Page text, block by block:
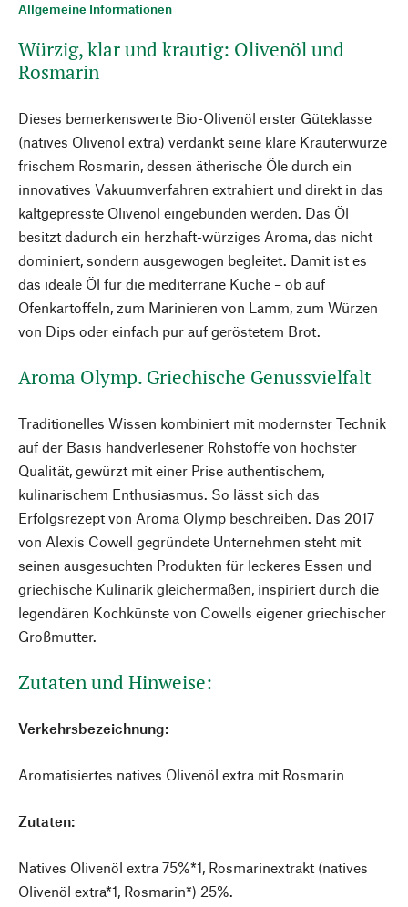
Allgemeine Informationen
Würzig, klar und krautig: Olivenöl und
Rosmarin
Dieses bemerkenswerte Bio-Olivenöl erster Güteklasse
(natives Olivenöl extra) verdankt seine klare Kräuterwürze
frischem Rosmarin, dessen ätherische Öle durch ein
innovatives Vakuumverfahren extrahiert und direkt in das
kaltgepresste Olivenöl eingebunden werden. Das Öl
besitzt dadurch ein herzhaft-würziges Aroma, das nicht
dominiert, sondern ausgewogen begleitet. Damit ist es
das ideale Öl für die mediterrane Küche – ob auf
Ofenkartoffeln, zum Marinieren von Lamm, zum Würzen
von Dips oder einfach pur auf geröstetem Brot.
Aroma Olymp. Griechische Genussvielfalt
Traditionelles Wissen kombiniert mit modernster Technik
auf der Basis handverlesener Rohstoffe von höchster
Qualität, gewürzt mit einer Prise authentischem,
kulinarischem Enthusiasmus. So lässt sich das
Erfolgsrezept von Aroma Olymp beschreiben. Das 2017
von Alexis Cowell gegründete Unternehmen steht mit
seinen ausgesuchten Produkten für leckeres Essen und
griechische Kulinarik gleichermaßen, inspiriert durch die
legendären Kochkünste von Cowells eigener griechischer
Großmutter.
Zutaten und Hinweise:
Verkehrsbezeichnung:
Aromatisiertes natives Olivenöl extra mit Rosmarin
Zutaten:
Natives Olivenöl extra 75%*1, Rosmarinextrakt (natives
Olivenöl extra*1, Rosmarin*) 25%.